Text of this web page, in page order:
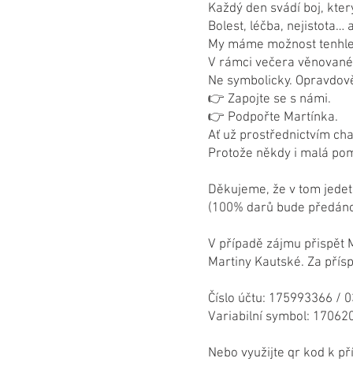
Každý den svádí boj,
Bolest, léčba, nejistota…
My máme možnost
V rámci večera
Ne symbolicky.
👉 Zapojte se s námi.
👉 Podpořte Martínka.
Ať už prostřednictvím
Protože někdy i malá
Děkujeme, že v tom
(100% darů bude
V případě zájmu přispět
Martiny Kautské. Za
Číslo účtu: 175993366 /
Variabilní symbol:
Nebo využijte qr kod k